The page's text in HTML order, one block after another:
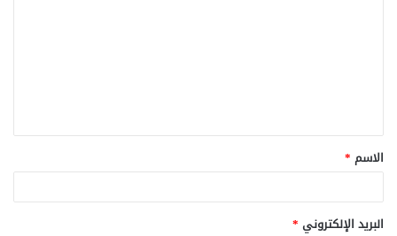
ق
*
الاسم *
البريد الإلكتروني *